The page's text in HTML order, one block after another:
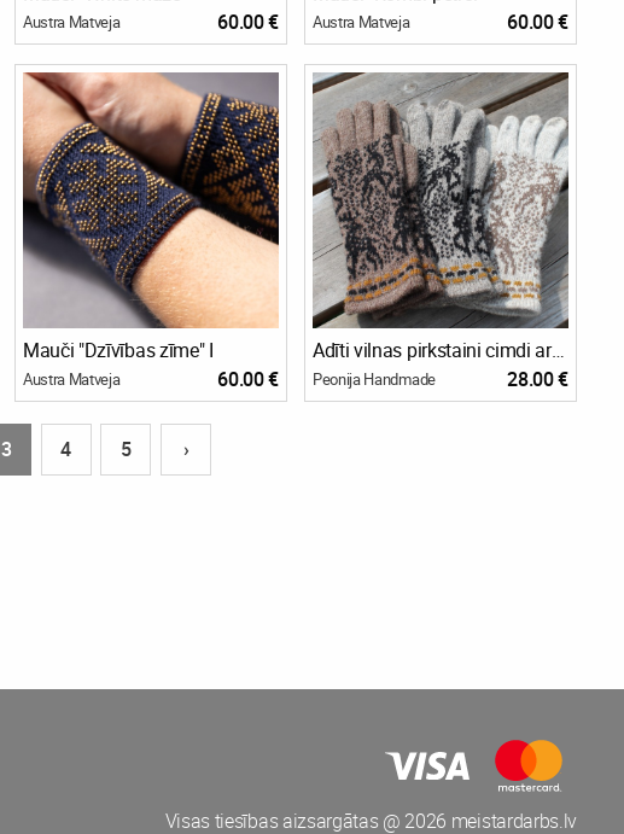
Austra Matveja 60.00 € Austra Matveja 60.00 €
Mauči "Dzīvības zīme" I
Austra Matveja 60.00 €
Adīti vilnas pirkstaini cimdi ar briežu rakstu.
Peonija Handmade 28.00 €
3 4 5 ›
Visas tiesības aizsargātas @ 2026 meistardarbs.lv